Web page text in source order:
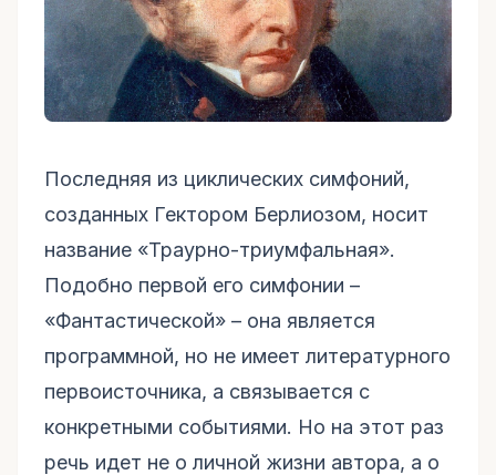
Последняя из циклических симфоний,
созданных Гектором Берлиозом, носит
название «Траурно-триумфальная».
Подобно первой его симфонии –
«Фантастической» – она является
программной, но не имеет литературного
первоисточника, а связывается с
конкретными событиями. Но на этот раз
речь идет не о личной жизни автора, а о